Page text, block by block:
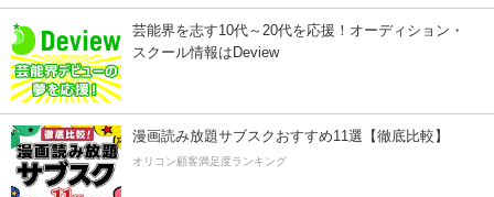
芸能界を志す10代～20代を応援！オーディション・
スクール情報はDeview
漫画読み放題サブスクおすすめ11選【徹底比較】
オリコン顧客満足度ランキング